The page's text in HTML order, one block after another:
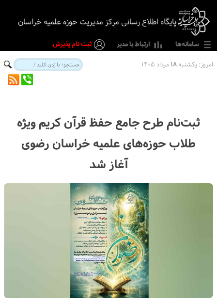
پایگاه اطلاع رسانی مرکز مدیریت حوزه علمیه خراسان
امروز:یکشنبه۱۸مرداد ۱۴۰۵
سامانه‌ها ارتباط با مدیر ثبت نام پذیرش
ثبت‌نام طرح جامع حفظ قرآن کریم ویژه
طلاب حوزه‌های علمیه خراسان رضوی
آغاز شد